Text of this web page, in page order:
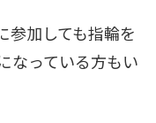
参加しても指輪を
なっている方もい